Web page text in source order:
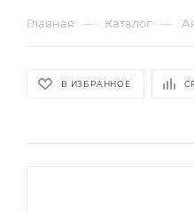
Главная — Каталог —
В ИЗБРАННОЕ